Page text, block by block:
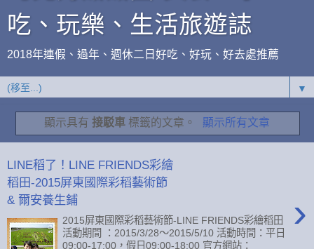
吃、玩樂、生活旅遊誌
2018年連假、過年、週休二日好吃、好玩、好去處推薦
▼
顯示具有 接駁車標籤的文章。 顯示所有文章
LINE稻了！LINE FRIENDS彩繪
稻田-2015屏東國際彩稻藝術節
& 爾安養生鋪
›
2015屏東國際彩稻藝術節-LINE FRIENDS彩繪稻田
活動期間 ：2015/3/28～2015/5/10 活動時間：平日
09:00-17:00，假日09:00-18:00 官方網站：